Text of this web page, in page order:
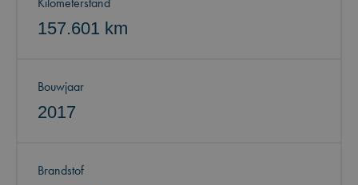
157.601 km
Bouwjaar
2017
Brandstof